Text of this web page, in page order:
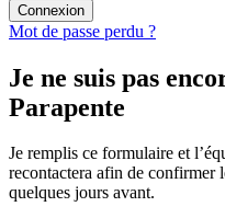
Connexion
Mot de passe perdu ?
Je ne suis pas
Parapente
Je remplis ce formulaire et
recontactera afin de confirmer
quelques jours avant.